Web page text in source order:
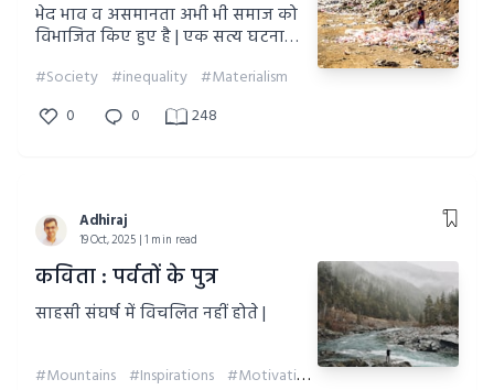
भेद भाव व असमानता अभी भी समाज को
विभाजित किए हुए है | एक सत्य घटना
#Society #inequality #Materialism
0
0 248
Adhiraj
19 Oct, 2025 | 1 min read
कविता : पर्वतों के पुत्र
साहसी संघर्ष में विचलित नहीं होते |
#Mountains #Inspirations #Motivation